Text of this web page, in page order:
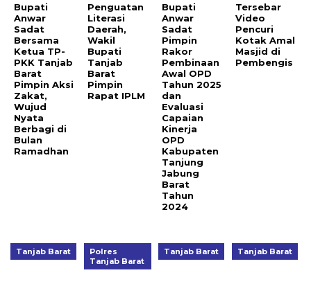
Bupati
Anwar
Sadat
Bersama
Ketua TP-
PKK Tanjab
Barat
Pimpin Aksi
Zakat,
Wujud
Nyata
Berbagi di
Bulan
Ramadhan
Penguatan
Literasi
Daerah,
Wakil
Bupati
Tanjab
Barat
Pimpin
Rapat IPLM
Bupati
Anwar
Sadat
Pimpin
Rakor
Pembinaan
Awal OPD
Tahun 2025
dan
Evaluasi
Capaian
Kinerja
OPD
Kabupaten
Tanjung
Jabung
Barat
Tahun
2024
Tersebar
Video
Pencuri
Kotak Amal
Masjid di
Pembengis
Tanjab Barat
Polres
Tanjab Barat
Tanjab Barat Tanjab Barat